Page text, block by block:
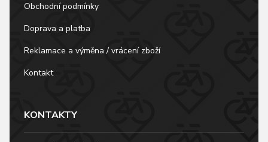
Obchodní podmínky
Doprava a platba
Reklamace a výměna / vrácení zboží
Kontakt
KONTAKTY